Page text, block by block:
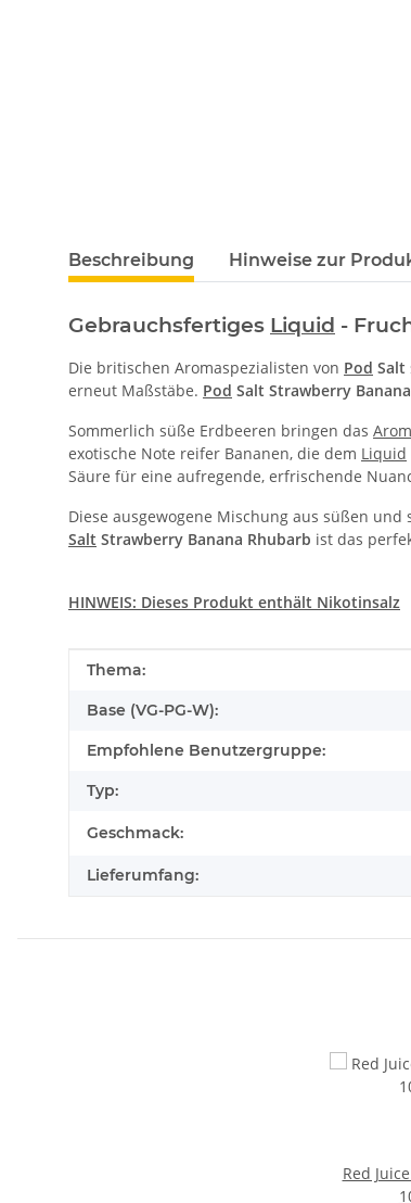
Beschreibung Hinweise zur
Gebrauchsfertiges Liquid -
Die britischen Aromaspezialisten von Pod Salt
erneut Maßstäbe. Pod Salt Strawberry
Sommerlich süße Erdbeeren bringen das
exotische Note reifer Bananen, die dem Liquid
Säure für eine aufregende, erfrischende
Diese ausgewogene Mischung aus süßen
Salt Strawberry Banana Rhubarb ist das
HINWEIS: Dieses Produkt enthält Nikotinsalz
Produkteigenschaft
Wert
Thema:
Base (VG-PG-W):
Empfohlene Benutzergruppe:
Typ:
Geschmack:
Lieferumfang:
Red